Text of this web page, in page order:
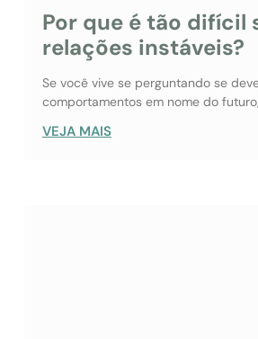
Por que é tão difícil
relações instáveis?
Se você vive se perguntando se
comportamentos em nome do
VEJA MAIS